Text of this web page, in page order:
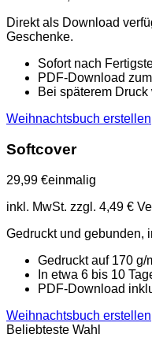
Direkt als Download
Geschenke.
Sofort nach
PDF-Download
Bei späterem
Weihnachtsbuch erstellen
Softcover
29,99 €einmalig
inkl. MwSt. zzgl. 4,49 €
Gedruckt und gebunden,
Gedruckt auf 170 g/
In etwa 6 bis 10
PDF-Download
Weihnachtsbuch erstellen
Beliebteste Wahl